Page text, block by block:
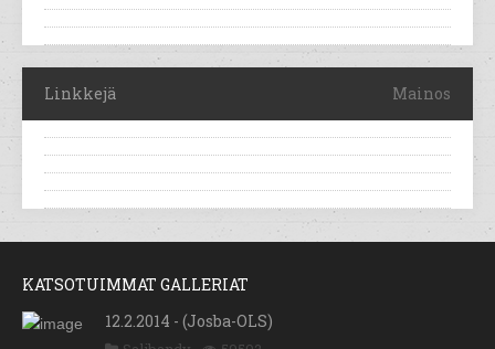
Linkkejä Mainos
KATSOTUIMMAT GALLERIAT
12.2.2014 - (Josba-OLS)